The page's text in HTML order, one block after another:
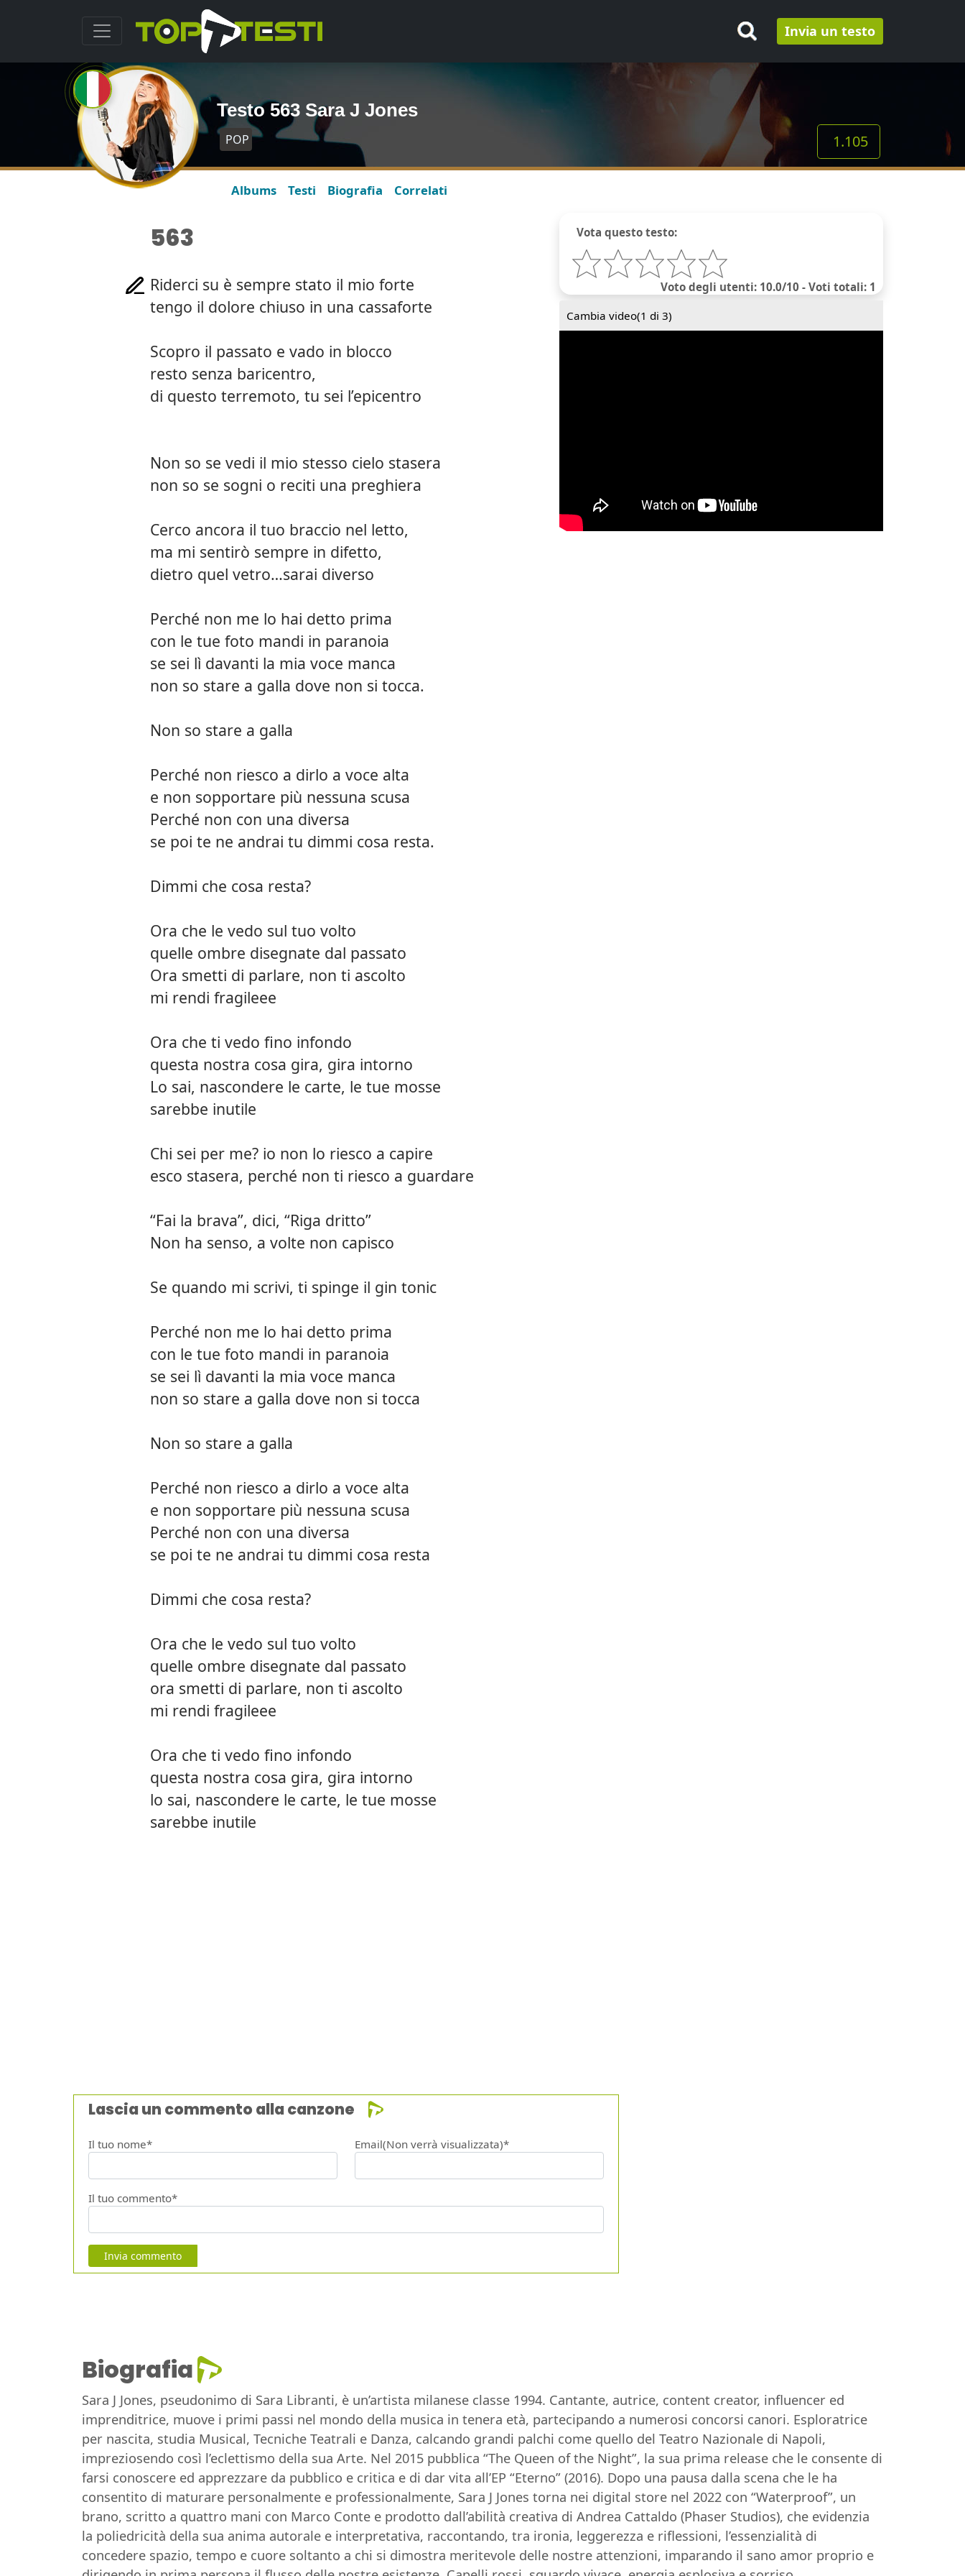
Invia un testo
Testo 563 Sara J Jones
POP 1.105
Albums Testi Biografia Correlati
Vota questo testo:
Voto degli utenti: 10.0/10 - Voti totali: 1
Cambia video(1 di 3)
563
Riderci su è sempre stato il mio forte
tengo il dolore chiuso in una cassaforte
Scopro il passato e vado in blocco
resto senza baricentro,
di questo terremoto, tu sei l’epicentro
Non so se vedi il mio stesso cielo stasera
non so se sogni o reciti una preghiera
Cerco ancora il tuo braccio nel letto,
ma mi sentirò sempre in difetto,
dietro quel vetro…sarai diverso
Perché non me lo hai detto prima
con le tue foto mandi in paranoia
se sei lì davanti la mia voce manca
non so stare a galla dove non si tocca.
Non so stare a galla
Perché non riesco a dirlo a voce alta
e non sopportare più nessuna scusa
Perché non con una diversa
se poi te ne andrai tu dimmi cosa resta.
Dimmi che cosa resta?
Ora che le vedo sul tuo volto
quelle ombre disegnate dal passato
Ora smetti di parlare, non ti ascolto
mi rendi fragileee
Ora che ti vedo fino infondo
questa nostra cosa gira, gira intorno
Lo sai, nascondere le carte, le tue mosse
sarebbe inutile
Chi sei per me? io non lo riesco a capire
esco stasera, perché non ti riesco a guardare
“Fai la brava”, dici, “Riga dritto”
Non ha senso, a volte non capisco
Se quando mi scrivi, ti spinge il gin tonic
Perché non me lo hai detto prima
con le tue foto mandi in paranoia
se sei lì davanti la mia voce manca
non so stare a galla dove non si tocca
Non so stare a galla
Perché non riesco a dirlo a voce alta
e non sopportare più nessuna scusa
Perché non con una diversa
se poi te ne andrai tu dimmi cosa resta
Dimmi che cosa resta?
Ora che le vedo sul tuo volto
quelle ombre disegnate dal passato
ora smetti di parlare, non ti ascolto
mi rendi fragileee
Ora che ti vedo fino infondo
questa nostra cosa gira, gira intorno
lo sai, nascondere le carte, le tue mosse
sarebbe inutile
Lascia un commento alla canzone
Il tuo nome* Email(Non verrà visualizzata)*
Il tuo commento*
Invia commento
Biografia
Sara J Jones, pseudonimo di Sara Libranti, è un’artista milanese classe 1994. Cantante, autrice, content creator, influencer ed
imprenditrice, muove i primi passi nel mondo della musica in tenera età, partecipando a numerosi concorsi canori. Esploratrice
per nascita, studia Musical, Tecniche Teatrali e Danza, calcando grandi palchi come quello del Teatro Nazionale di Napoli,
impreziosendo così l’eclettismo della sua Arte. Nel 2015 pubblica “The Queen of the Night”, la sua prima release che le consente di
farsi conoscere ed apprezzare da pubblico e critica e di dar vita all’EP “Eterno” (2016). Dopo una pausa dalla scena che le ha
consentito di maturare personalmente e professionalmente, Sara J Jones torna nei digital store nel 2022 con “Waterproof”, un
brano, scritto a quattro mani con Marco Conte e prodotto dall’abilità creativa di Andrea Cattaldo (Phaser Studios), che evidenzia
la poliedricità della sua anima autorale e interpretativa, raccontando, tra ironia, leggerezza e riflessioni, l’essenzialità di
concedere spazio, tempo e cuore soltanto a chi si dimostra meritevole delle nostre attenzioni, imparando il sano amor proprio e